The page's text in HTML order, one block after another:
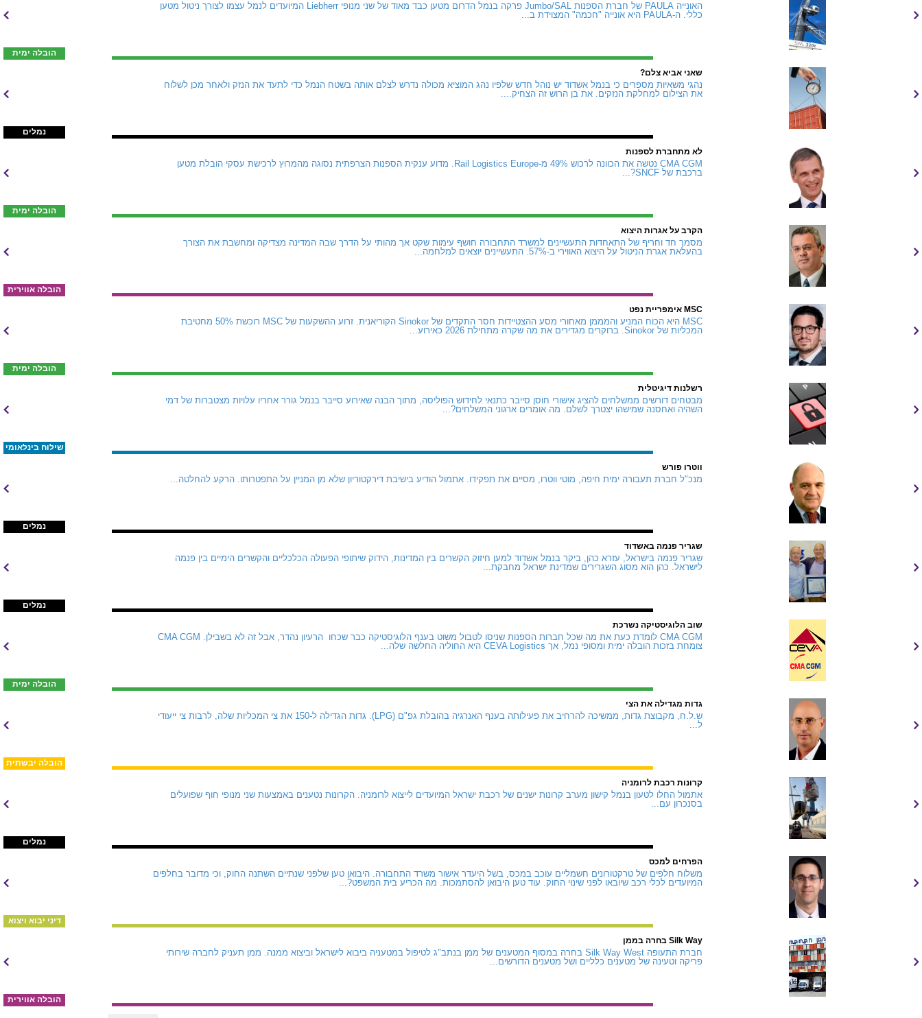
הובלה ימית
האונייה PAULA של חברת הספנות Jumbo/SAL פרקה בנמל הדרום מטען כבד מאוד של שני מנופי Liebherr המיועדים לנמל עצמו לצורך ניטול מטען
כללי. ה-PAULA היא אונייה "חכמה" המצוידת ב...
נמלים
שאני אביא צלם?
נהגי משאיות מספרים כי בנמל אשדוד יש נוהל חדש שלפיו נהג המוציא מכולה נדרש לצלם אותה בשטח הנמל כדי לתעד את הנזק ולאחר מכן לשלוח
את הצילום למחלקת הנזקים. את בן הרוש זה הצחיק....
הובלה ימית
לא מתחברת לספנות
CMA CGM נטשה את הכוונה לרכוש 49% מ-Rail Logistics Europe. מדוע ענקית הספנות הצרפתית נסוגה מהמרוץ לרכישת עסקי הובלת מטען
ברכבת של SNCF?...
הובלה אווירית
הקרב על אגרות היצוא
מסמך חד וחריף של התאחדות התעשיינים למשרד התחבורה חושף עימות שקט אך מהותי על הדרך שבה המדינה מצדיקה ומחשבת את הצורך
בהעלאת אגרת הניטול על היצוא האווירי ב-57%. התעשיינים יוצאים למלחמה...
הובלה ימית
MSC אימפריית נפט
MSC היא הכוח המניע והמממן מאחורי מסע ההצטיידות חסר התקדים של Sinokor הקוריאנית. זרוע ההשקעות של MSC רוכשת 50% מחטיבת
המכליות של Sinokor. ברוקרים מגדירים את מה שקרה מתחילת 2026 כאירוע...
שילוח בינלאומי
רשלנות דיגיטלית
מבטחים דורשים ממשלחים להציג אישורי חוסן סייבר כתנאי לחידוש הפוליסה, מתוך הבנה שאירוע סייבר בנמל גורר אחריו עלויות מצטברות של דמי
השהיה ואחסנה שמישהו יצטרך לשלם. מה אומרים ארגוני המשלחים?...
נמלים
ווטרו פורש
מנכ"ל חברת תעבורה ימית חיפה, מוטי ווטרו, מסיים את תפקידו. אתמול הודיע בישיבת דירקטוריון שלא מן המניין על התפטרותו. הרקע להחלטה...
נמלים
שגריר פנמה באשדוד
שגריר פנמה בישראל, עזרא כהן, ביקר בנמל אשדוד למען חיזוק הקשרים בין המדינות, הידוק שיתופי הפעולה הכלכליים והקשרים הימיים בין פנמה
לישראל. כהן הוא מסוג השגרירים שמדינת ישראל מחבקת...
הובלה ימית
שוב הלוגיסטיקה נשרכת
CMA CGM לומדת כעת את מה שכל חברות הספנות שניסו לטבול משוט בענף הלוגיסטיקה כבר שכחו  הרעיון נהדר, אבל זה לא בשבילן. CMA CGM
צומחת בזכות הובלה ימית ומסופי נמל, אך CEVA Logistics היא החוליה החלשה שלה...
הובלה יבשתית
גדות מגדילה את הצי
ש.ל.ח, מקבוצת גדות, ממשיכה להרחיב את פעילותה בענף האנרגיה בהובלת גפ"ם (LPG). גדות הגדילה ל-150 את צי המכליות שלה, לרבות צי ייעודי
ל...
נמלים
קרונות רכבת לרומניה
אתמול החלו לטעון בנמל קישון מערב קרונות ישנים של רכבת ישראל המיועדים לייצוא לרומניה. הקרונות נטענים באמצעות שני מנופי חוף שפועלים
בסנכרון עם...
דיני יבוא ויצוא
הפרחים למכס
משלוח חלפים של טרקטורונים חשמליים עוכב במכס, בשל היעדר אישור משרד התחבורה. היבואן טען שלפני שנתיים השתנה החוק, וכי מדובר בחלפים
המיועדים לכלי רכב שיובאו לפני שינוי החוק. עוד טען היבואן להסתמכות. מה הכריע בית המשפט?...
הובלה אווירית
Silk Way בחרה בממן
חברת התעופה Silk Way West בחרה במסוף המטענים של ממן בנתב"ג לטיפול במטעניה ביבוא לישראל וביצוא ממנה. ממן תעניק לחברה שירותי
פריקה וטעינה של מטענים כלליים ושל מטענים הדורשים...